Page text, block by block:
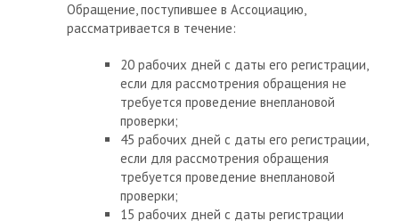
Обращение, поступившее в Ассоциацию,
рассматривается в течение:
20 рабочих дней с даты его регистрации,
если для рассмотрения обращения не
требуется проведение внеплановой
проверки;
45 рабочих дней с даты его регистрации,
если для рассмотрения обращения
требуется проведение внеплановой
проверки;
15 рабочих дней с даты регистрации